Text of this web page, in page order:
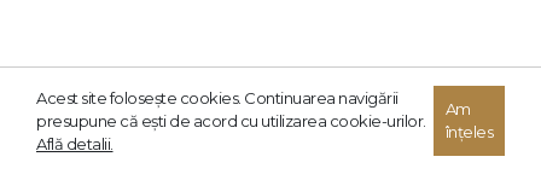
Acest site foloseşte cookies. Continuarea navigării
presupune că eşti de acord cu utilizarea cookie-urilor.
Află detalii.
Am
înțeles